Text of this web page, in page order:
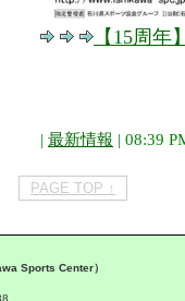
【15周年
| 最新情報 | 08:39
PAGE TOP ↑
Sports Center）